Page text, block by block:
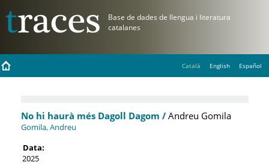
Català English Español
No hi haurà més Dagoll Dagom /Andreu Gomila
Gomila, Andreu
Data:
2025